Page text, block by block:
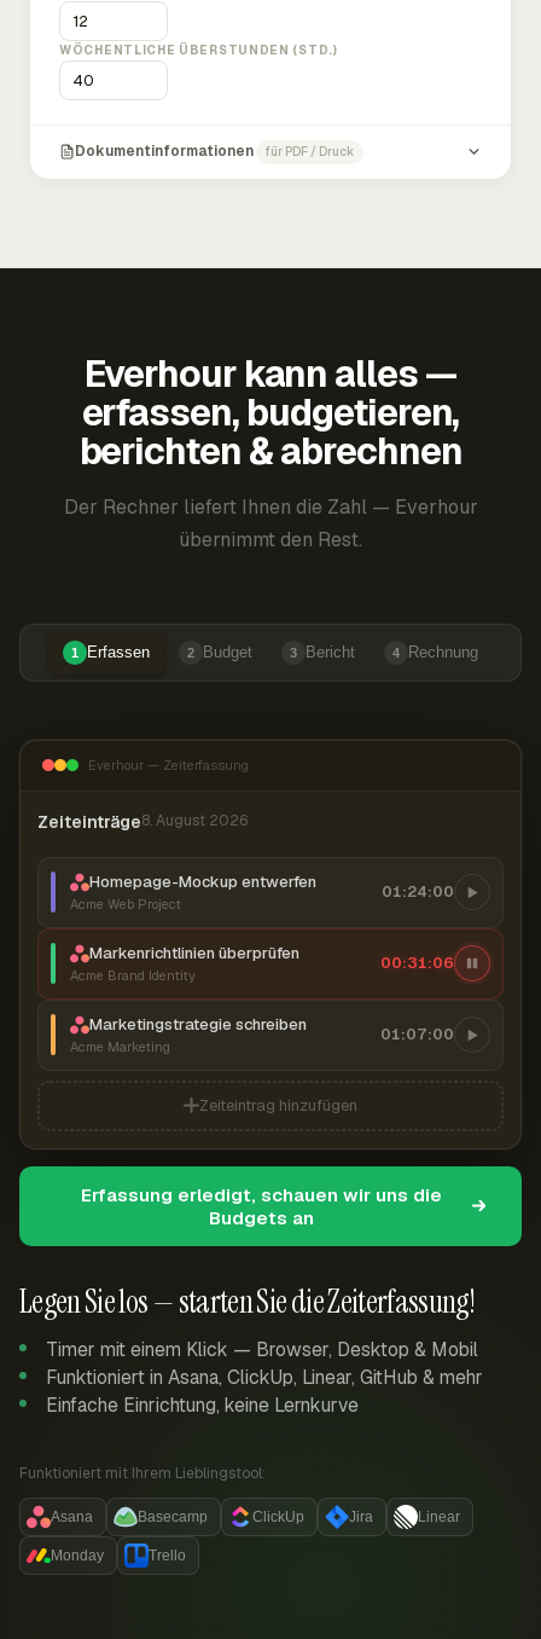
WÖCHENTLICHE ÜBERSTUNDEN (STD.)
Dokumentinformationen für PDF / Druck
Everhour kann alles —
erfassen, budgetieren,
berichten & abrechnen
Der Rechner liefert Ihnen die Zahl — Everhour
übernimmt den Rest.
1 Erfassen 2 Budget 3 Bericht 4 Rechnung
Legen Sie los — starten Sie die Zeiterfassung!
Timer mit einem Klick — Browser, Desktop & Mobil
Funktioniert in Asana, ClickUp, Linear, GitHub & mehr
Einfache Einrichtung, keine Lernkurve
Funktioniert mit Ihrem Lieblingstool:
Asana Basecamp ClickUp Jira Linear
Monday Trello
Everhour — Zeiterfassung
Zeiteinträge8. August 2026
Homepage-Mockup entwerfen
Acme Web Project
01:24:00
Markenrichtlinien überprüfen
Acme Brand Identity
00:31:07
Marketingstrategie schreiben
Acme Marketing
01:07:00
Zeiteintrag hinzufügen
Erfassung erledigt, schauen wir uns die
Budgets an